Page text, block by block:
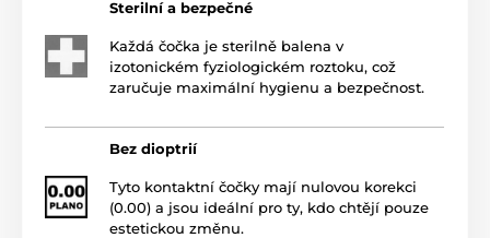
Sterilní a bezpečné
Každá čočka je sterilně balena v
izotonickém fyziologickém roztoku, což
zaručuje maximální hygienu a bezpečnost.
Bez dioptrií
Tyto kontaktní čočky mají nulovou korekci
(0.00) a jsou ideální pro ty, kdo chtějí pouze
estetickou změnu.